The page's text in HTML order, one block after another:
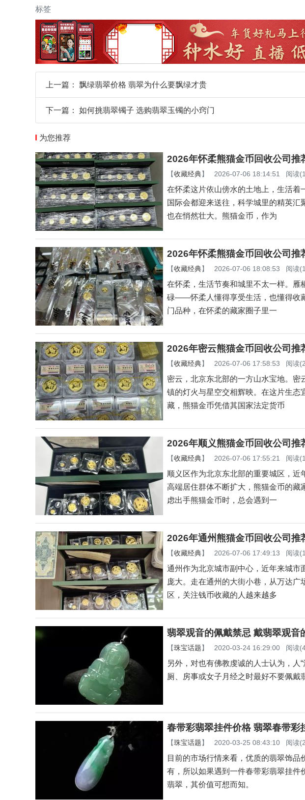
标签
上一篇： 飘绿翡翠价格 翡翠为什么要飘绿才贵
下一篇： 如何挑翡翠镯子 选购翡翠玉镯的小窍门
为您推荐
2026年怀柔熊猫金币回收公司推
【收藏经典】 2026-07-06 18:14:51 阅读
在怀柔这片依山傍水的土地上，生活着
国际会都迎来送往，科学城里的精英
也在悄然壮大。熊猫金币，作为
2026年怀柔熊猫金币回收公司推
【收藏经典】 2026-07-06 18:08:53 阅读
在怀柔，生活节奏和城里不太一样。
碌——怀柔人懂得享受生活，也懂得收
门品种，在怀柔的藏家圈子里一
2026年密云熊猫金币回收公司推
【收藏经典】 2026-07-06 17:58:53 阅读
密云，北京东北部的一方山水宝地。
镇的灯火与星空交相辉映。在这片生态
藏，熊猫金币凭借其国家法定货币
2026年顺义熊猫金币回收公司推
【收藏经典】 2026-07-06 17:55:21 阅读
顺义区作为北京东北部的重要城区，近
高端居住群体不断扩大，熊猫金币的
虑出手熊猫金币时，总会遇到一
2026年通州熊猫金币回收公司推
【收藏经典】 2026-07-06 17:49:13 阅读
通州作为北京城市副中心，近年来城市
庞大。走在通州的大街小巷，从万达
区，关注钱币收藏的人越来越多
翡翠观音的佩戴禁忌 戴翡翠观音
【珠宝话题】 2020-03-24 16:29:00 阅读
另外，对也有佛教虔诚的人士认为，人
厕、房事或女子月经之时最好不要佩戴
春带彩翡翠挂件价格 翡翠春带彩
【珠宝话题】 2020-03-25 08:43:10 阅读
目前的市场行情来看，优质的翡翠饰
有，所以如果遇到一件春带彩翡翠挂
翡翠，其价值可想而知。